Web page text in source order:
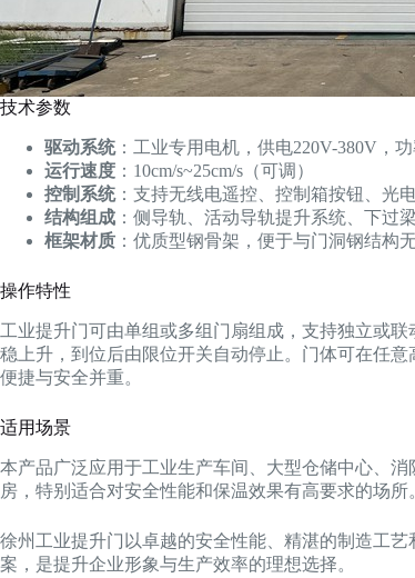
技术参数
驱动系统：工业专用电机，供电220V-380V，功
运行速度 ：10cm/s~25cm/s（可调）
控制系统：支持无线电遥控、控制箱按钮、光
结构组成 ：侧导轨、活动导轨提升系统、下过
框架材质 ：优质型钢骨架，便于与门洞钢结构
操作特性
工业提升门可由单组或多组门扇组成，支持独立或
稳上升，到位后由限位开关自动停止。门体可在任
便捷与安全并重。
适用场景
本产品广泛应用于工业生产车间、大型仓储中心、
房，特别适合对安全性能和保温效果有高要求的场所
徐州工业提升门以卓越的安全性能、精湛的制造工
案，是提升企业形象与生产效率的理想选择。